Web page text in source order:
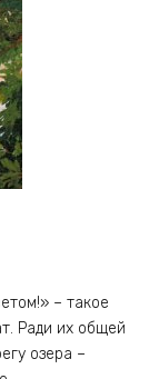
– такое
Ради их общей
озера –